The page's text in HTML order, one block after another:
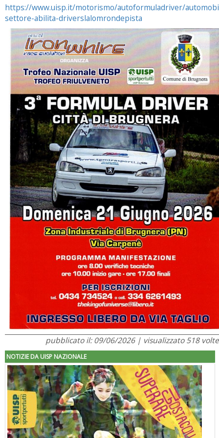
https://www.uisp.it/motorismo/autoformuladriver/
settore-abilita-driverslalomrondepista
pubblicato il: 09/06/2026 | visualizzato 518 volte
NOTIZIE DA UISP NAZIONALE